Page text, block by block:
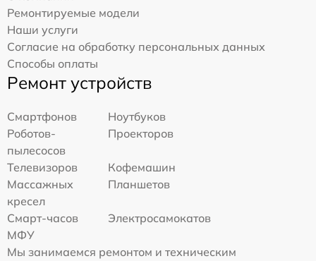
Ремонтируемые модели
Наши услуги
Согласие на обработку персональных данных
Способы оплаты
Ремонт устройств
Смартфонов
Ноутбуков
Роботов-
пылесосов
Проекторов
Телевизоров
Кофемашин
Массажных
кресел
Планшетов
Смарт-часов
Электросамокатов
МФУ
Мы занимаемся ремонтом и техническим